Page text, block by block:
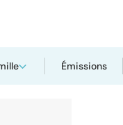
Émissions